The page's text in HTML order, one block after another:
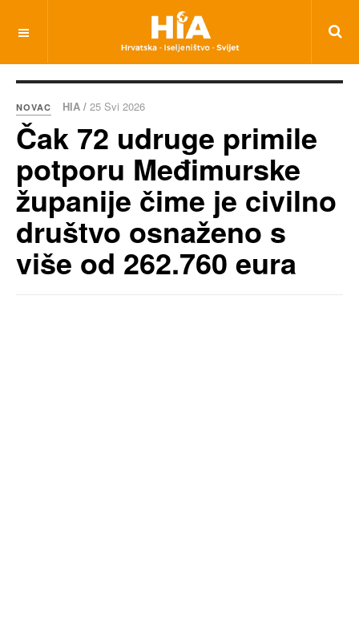
NOVAC HIA / 25 Svi 2026
Čak 72 udruge primile
potporu Međimurske
županije čime je civilno
društvo osnaženo s
više od 262.760 eura